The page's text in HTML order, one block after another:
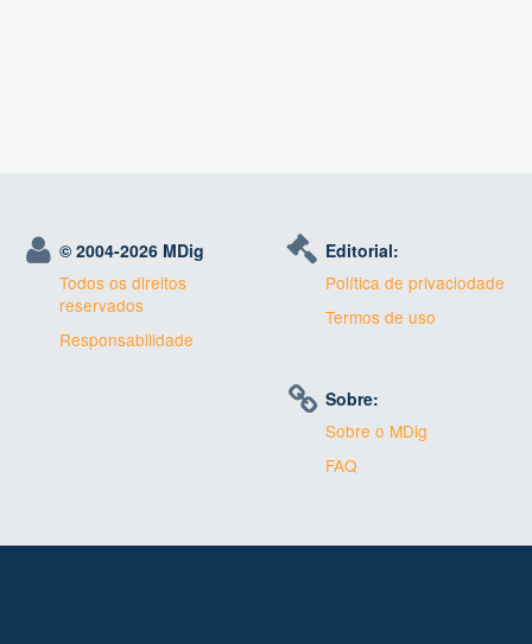
© 2004-2026 MDig
Todos os direitos
reservados
Responsabilidade
Editorial:
Política de privaciodade
Termos de uso
Sobre:
Sobre o MDig
FAQ